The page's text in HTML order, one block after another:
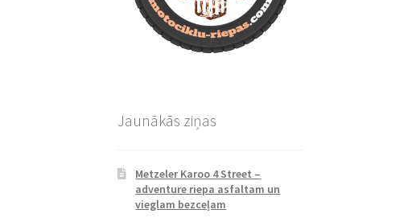
Jaunākās ziņas
Metzeler Karoo 4 Street –
adventure riepa asfaltam un
vieglam bezceļam